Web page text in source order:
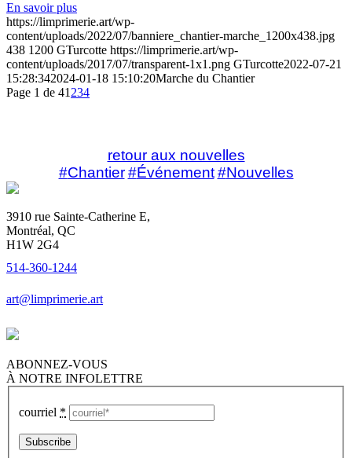
En savoir plus
https://limprimerie.art/wp-
content/uploads/2022/07/banniere_chantier-marche_1200x438.jpg
438 1200 GTurcotte https://limprimerie.art/wp-
content/uploads/2017/07/transparent-1x1.png GTurcotte2022-07-21
15:28:342024-01-18 15:10:20Marche du Chantier
Page 1 de 41 234
retour aux nouvelles
Chantier
Événement Nouvelles
3910 rue Sainte-Catherine E,
Montréal, QC
H1W 2G4
514-360-1244
art@limprimerie.art
ABONNEZ-VOUS
À NOTRE INFOLETTRE
courriel *